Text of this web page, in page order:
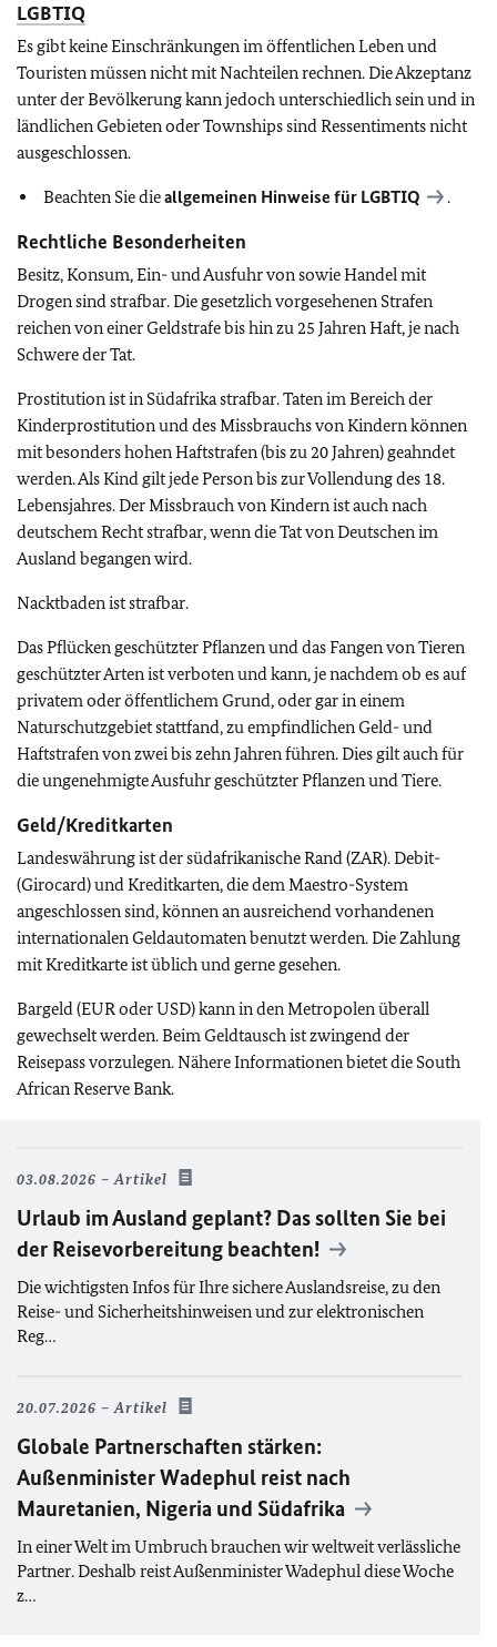
LGBTIQ
Es gibt keine Einschränkungen im öffentlichen Leben und
Touristen müssen nicht mit Nachteilen rechnen. Die Akzeptanz
unter der Bevölkerung kann jedoch unterschiedlich sein und in
ländlichen Gebieten oder Townships sind Ressentiments nicht
ausgeschlossen.
Beachten Sie dieallgemeinen Hinweise für LGBTIQ .
Rechtliche Besonderheiten
Besitz, Konsum, Ein- und Ausfuhr von sowie Handel mit
Drogen sind strafbar. Die gesetzlich vorgesehenen Strafen
reichen von einer Geldstrafe bis hin zu 25 Jahren Haft, je nach
Schwere der Tat.
Prostitution ist in Südafrika strafbar. Taten im Bereich der
Kinderprostitution und des Missbrauchs von Kindern können
mit besonders hohen Haftstrafen (bis zu 20 Jahren) geahndet
werden. Als Kind gilt jede Person bis zur Vollendung des 18.
Lebensjahres. Der Missbrauch von Kindern ist auch nach
deutschem Recht strafbar, wenn die Tat von Deutschen im
Ausland begangen wird.
Nacktbaden ist strafbar.
Das Pflücken geschützter Pflanzen und das Fangen von Tieren
geschützter Arten ist verboten und kann, je nachdem ob es auf
privatem oder öffentlichem Grund, oder gar in einem
Naturschutzgebiet stattfand, zu empfindlichen Geld- und
Haftstrafen von zwei bis zehn Jahren führen. Dies gilt auch für
die ungenehmigte Ausfuhr geschützter Pflanzen und Tiere.
Geld/Kreditkarten
Landeswährung ist der südafrikanische Rand (ZAR). Debit-
(Girocard) und Kreditkarten, die dem Maestro-System
angeschlossen sind, können an ausreichend vorhandenen
internationalen Geldautomaten benutzt werden. Die Zahlung
mit Kreditkarte ist üblich und gerne gesehen.
Bargeld (EUR oder USD) kann in den Metropolen überall
gewechselt werden. Beim Geldtausch ist zwingend der
Reisepass vorzulegen. Nähere Informationen bietet die South
African Reserve Bank.
03.08.2026 Artikel
Urlaub im Ausland geplant? Das sollten Sie bei
der Reisevorbereitung beachten!
Die wichtigsten Infos für Ihre sichere Auslandsreise, zu den
Reise- und Sicherheitshinweisen und zur elektronischen
Reg…
20.07.2026 Artikel
Globale Partnerschaften stärken:
Außenminister Wadephul reist nach
Mauretanien, Nigeria und Südafrika
In einer Welt im Umbruch brauchen wir weltweit verlässliche
Partner. Deshalb reist Außenminister Wadephul diese Woche
z…